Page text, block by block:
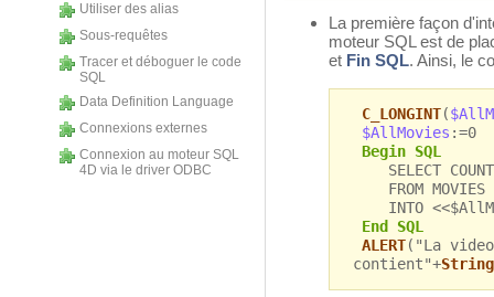
Utiliser des alias
Sous-requêtes
Tracer et déboguer le code
SQL
Data Definition Language
Connexions externes
Connexion au moteur SQL
4D via le driver ODBC
La première façon
moteur SQL est de
et Fin SQL. Ainsi, le
C_LONGINT(
$AllMovies :=0
Begin SQL
SELECT
FROM MOVIES
INTO
End SQL
ALERT("La
contient"+String